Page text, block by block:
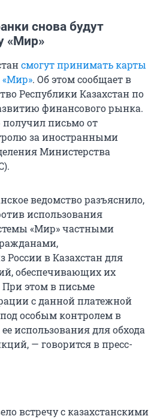
снова будут
«Мир»
смогут принимать карты
. Об этом сообщает в
Республики Казахстан по
финансового рынка.
получил письмо от
за иностранными
Министерства
ведомство разъяснило,
использования
«Мир» частными
в Казахстан для
обеспечивающих их
При этом в письме
с данной платежной
особым контролем в
использования для обхода
— говорится в пресс-
встречу с казахстанскими